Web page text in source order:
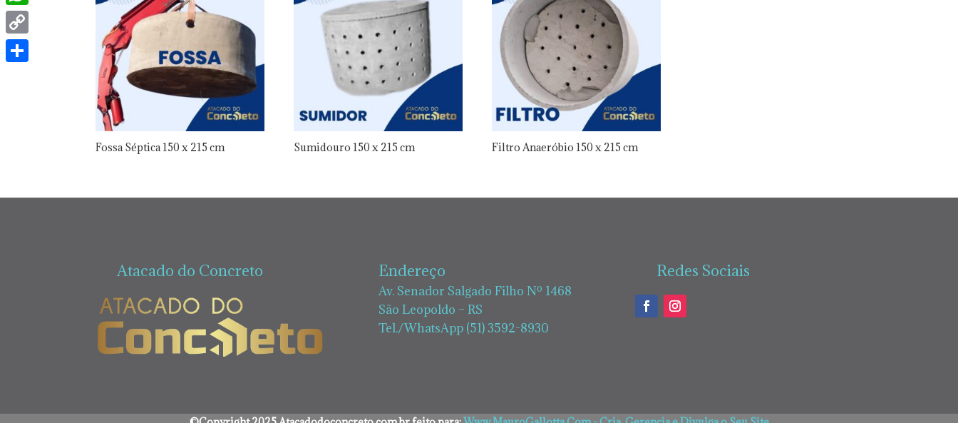
Fossa Séptica 150 x 215 cm Sumidouro 150 x 215 cm Filtro Anaeróbio 150 x 215 cm
Atacado do Concreto Endereço
Av. Senador Salgado Filho Nº 1468
São Leopoldo – RS
Tel./WhatsApp (51) 3592-8930
Redes Sociais
WhatsApp
Copy